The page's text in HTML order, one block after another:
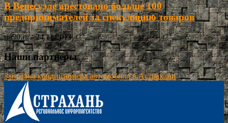
В Венесуэле арестовано больше 100
предпринимателей за спекуляцию товаров
ria30.ru - 24.11.2013
Наши партнёры
Заправка кондиционера автомобиля в Астрахани